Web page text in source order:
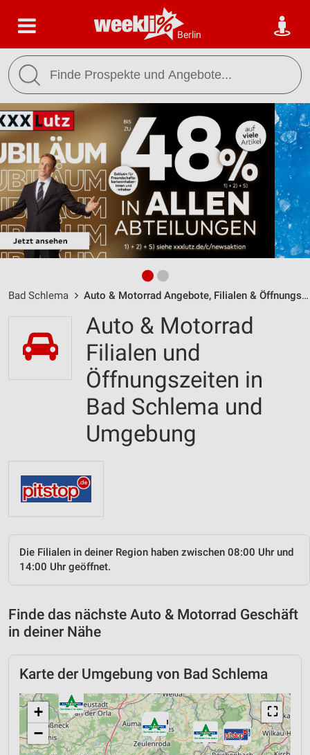
Berlin
Bad Schlema Auto & Motorrad Angebote, Filialen & Öffnungszeiten
Auto & Motorrad
Filialen und
Öffnungszeiten in
Bad Schlema und
Umgebung
Die Filialen in deiner Region haben zwischen 08:00 Uhr und
14:00 Uhr geöffnet.
Finde das nächste Auto & Motorrad Geschäft
in deiner Nähe
Karte der Umgebung von Bad Schlema
⛶
+
−